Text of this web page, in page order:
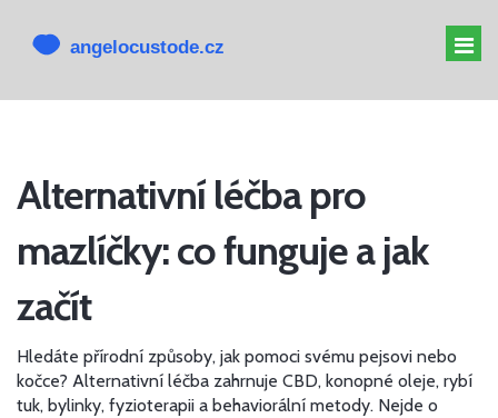
MELATONIN PSOVI
CBD PRO PSA
ALTERNATIVY K CBD
Alternativní léčba pro
mazlíčky: co funguje a jak
začít
Hledáte přírodní způsoby, jak pomoci svému pejsovi nebo
kočce? Alternativní léčba zahrnuje CBD, konopné oleje, rybí
tuk, bylinky, fyzioterapii a behaviorální metody. Nejde o